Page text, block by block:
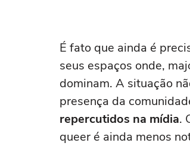
É fato que ainda é
seus espaços onde,
dominam. A situação
presença da
repercutidos na mídia.
queer é ainda menos